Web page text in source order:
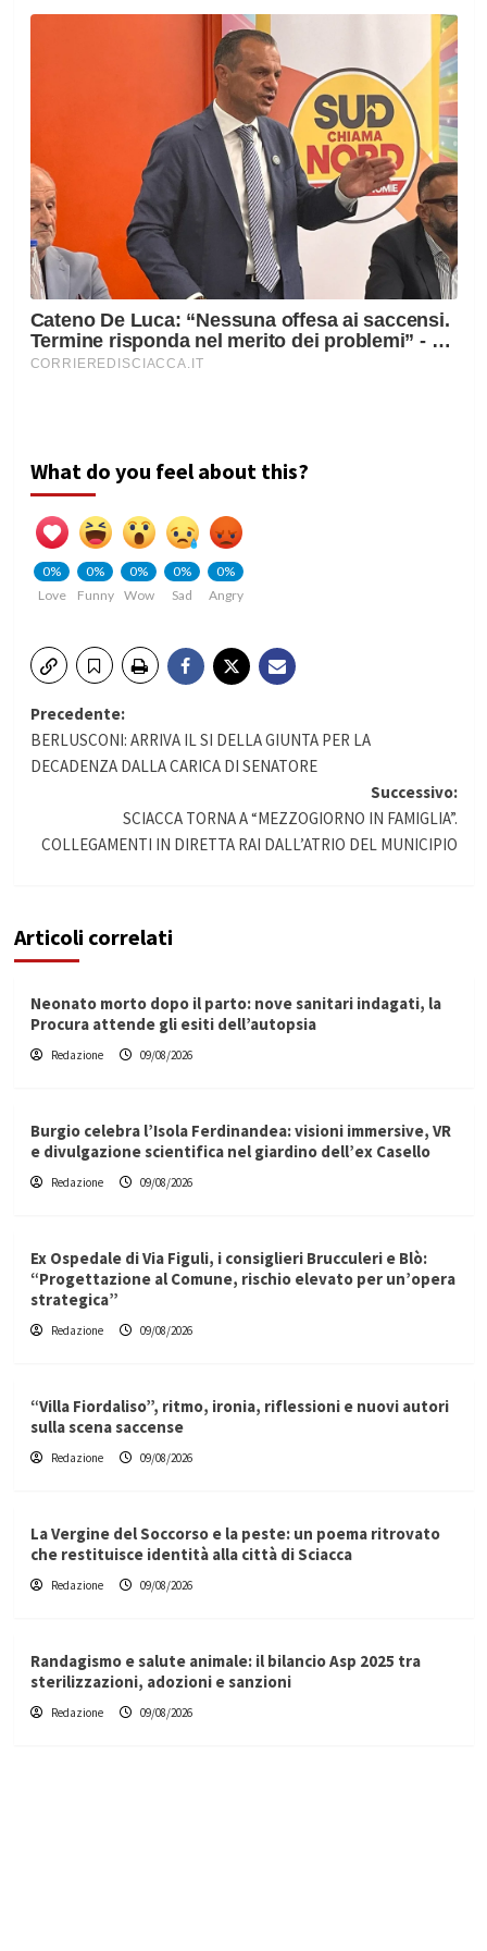
What do you feel about this?
0%
Love
0%
Funny
0%
Wow
0%
Sad
0%
Angry
Navigazione
articolo
Precedente:
BERLUSCONI: ARRIVA IL SI DELLA GIUNTA PER LA
DECADENZA DALLA CARICA DI SENATORE
Successivo:
SCIACCA TORNA A “MEZZOGIORNO IN FAMIGLIA”.
COLLEGAMENTI IN DIRETTA RAI DALL’ATRIO DEL MUNICIPIO
Articoli correlati
Neonato morto dopo il parto: nove sanitari indagati, la
Procura attende gli esiti dell’autopsia
Redazione 09/08/2026
Burgio celebra l’Isola Ferdinandea: visioni immersive, VR
e divulgazione scientifica nel giardino dell’ex Casello
Redazione 09/08/2026
Ex Ospedale di Via Figuli, i consiglieri Brucculeri e Blò:
“Progettazione al Comune, rischio elevato per un’opera
strategica”
Redazione 09/08/2026
“Villa Fiordaliso”, ritmo, ironia, riflessioni e nuovi autori
sulla scena saccense
Redazione 09/08/2026
La Vergine del Soccorso e la peste: un poema ritrovato
che restituisce identità alla città di Sciacca
Redazione 09/08/2026
Randagismo e salute animale: il bilancio Asp 2025 tra
sterilizzazioni, adozioni e sanzioni
Redazione 09/08/2026